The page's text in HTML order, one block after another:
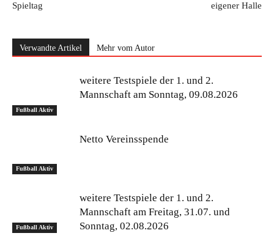
Spieltag
eigener Halle
Verwandte Artikel Mehr vom Autor
Fußball Aktiv
weitere Testspiele der 1. und 2.
Mannschaft am Sonntag, 09.08.2026
Fußball Aktiv
Netto Vereinsspende
Fußball Aktiv
weitere Testspiele der 1. und 2.
Mannschaft am Freitag, 31.07. und
Sonntag, 02.08.2026